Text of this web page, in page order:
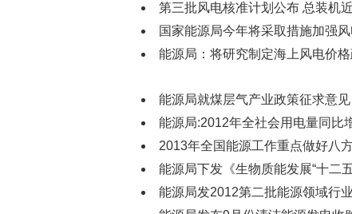
第三批风电核准计划公布 总装机
国家能源局今年将采取措施加强
能源局：将研究制定海上风电价
能源局就煤层气产业政策征求意见
能源局:2012年全社会用电量同比
2013年全国能源工作重点做好八
能源局下发《生物质能发展“十二五
能源局发2012第二批能源领域行